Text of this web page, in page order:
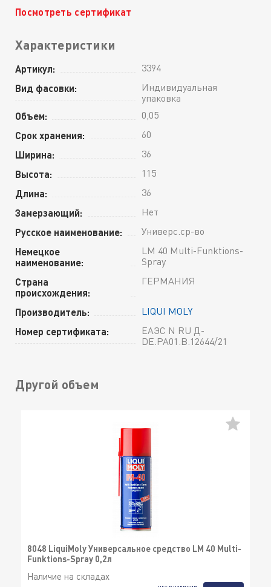
Посмотреть сертификат
Характеристики
Артикул: 3394
Вид фасовки:
Индивидуальная
упаковка
Объем: 0,05
Срок хранения: 60
Ширина: 36
Высота: 115
Длина: 36
Замерзающий: Нет
Русское наименование: Универс.ср-во
Немецкое
наименование:
LM 40 Multi-Funktions-
Spray
Страна
происхождения:
ГЕРМАНИЯ
Производитель: LIQUI MOLY
Номер сертификата:
ЕАЭС N RU Д-
DE.РА01.В.12644/21
Другой объем
8048 LiquiMoly Универсальное средство LM 40 Multi-
Funktions-Spray 0,2л
Наличие на складах